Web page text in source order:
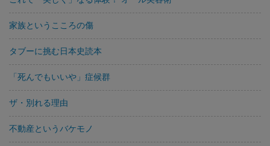
家族というこころの傷
タブーに挑む日本史読本
「死んでもいいや」症候群
ザ・別れる理由
不動産というバケモノ